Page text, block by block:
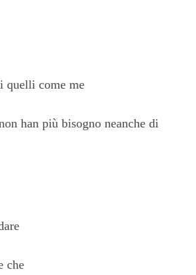
quelli come me
han più bisogno neanche di
che